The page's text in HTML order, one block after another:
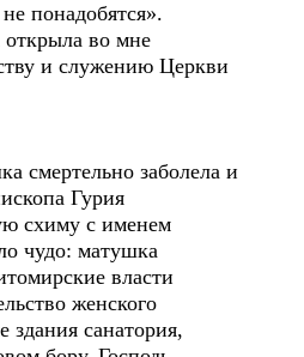
понадобятся».
во мне
и служению Церкви
смертельно заболела и
Гурия
схиму с именем
чудо: матушка
власти
женского
здания санатория,